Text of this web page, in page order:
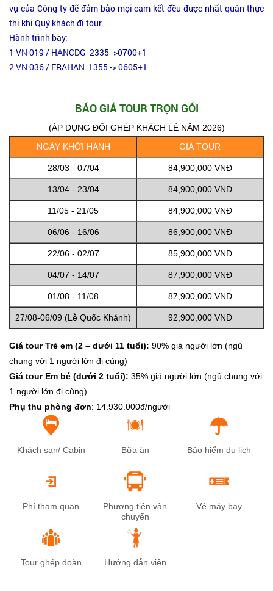
vụ của Công ty để đảm bảo mọi cam kết đều được nhất quán thực
thi khi Quý khách đi tour.
Hành trình bay:
1 VN 019 / HANCDG 2335 ->0700+1
2 VN 036 / FRAHAN 1355 -> 0605+1
BÁO GIÁ TOUR TRỌN GÓI
(ÁP DỤNG ĐỐI GHÉP KHÁCH LẺ NĂM 2026)
NGÀY KHỞI HÀNH
GIÁ TOUR
28/03 - 07/04 84,900,000 VNĐ
13/04 - 23/04 84,900,000 VNĐ
11/05 - 21/05 84,900,000 VNĐ
06/06 - 16/06 86,900,000 VNĐ
22/06 - 02/07 85,900,000 VNĐ
04/07 - 14/07 87,900,000 VNĐ
01/08 - 11/08 87,900,000 VNĐ
27/08-06/09 (Lễ Quốc Khánh) 92,900,000 VNĐ
Giá tour Trẻ em (2 – dưới 11 tuổi): 90% giá người lớn (ngủ
chung với 1 người lớn đi cùng)
Giá tour Em bé (dưới 2 tuổi): 35% giá người lớn (ngủ chung với
1 người lớn đi cùng)
Phụ thu phòng đơn: 14.930.000đ/người
Khách sạn/ Cabin Bữa ăn Bảo hiểm du lịch
Phí tham quan
Phương tiện vận
chuyển
Vé máy bay
Tour ghép đoàn Hướng dẫn viên